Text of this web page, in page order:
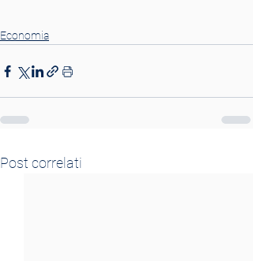
Economia
Post correlati